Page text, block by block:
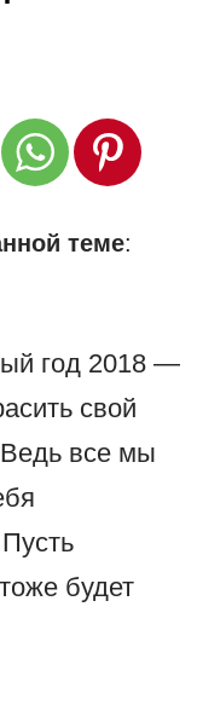
теме:
год 2018 —
свой
Ведь все мы
будет